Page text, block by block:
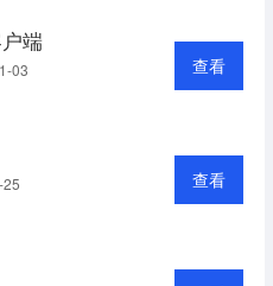
端
03 查看
查看